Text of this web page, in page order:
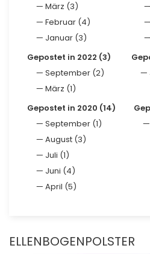
März (3)
Februar (4)
Januar (3)
Gepostet in 2022 (3)
September (2)
März (1)
Gepostet in 2020 (14)
September (1)
August (3)
Juli (1)
Juni (4)
April (5)
ELLENBOGENPOLSTER